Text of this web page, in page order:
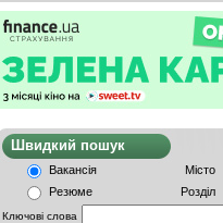
Швидкий
Вакансія
Місто
Резюме
Розділ
Ключові слова